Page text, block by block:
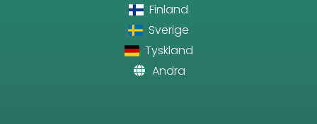
Finland
Sverige
Tyskland
Andra